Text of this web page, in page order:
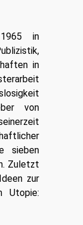
in
in
von
sieben
Zuletzt
zur
Utopie: